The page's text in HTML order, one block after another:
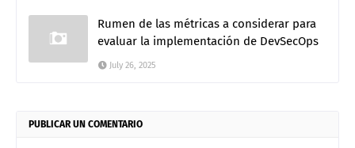
Rumen de las métricas a considerar para
evaluar la implementación de DevSecOps
July 26, 2025
PUBLICAR UN COMENTARIO